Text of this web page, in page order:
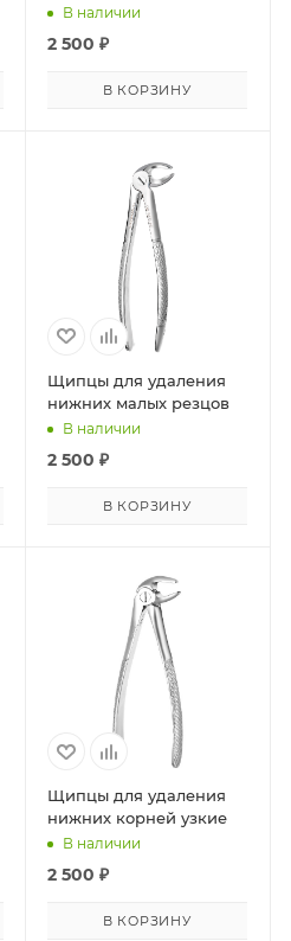
В наличии
2 500 ₽
В КОРЗИНУ
Щипцы для удаления
нижних малых резцов
В наличии
2 500 ₽
В КОРЗИНУ
Щипцы для удаления
нижних корней узкие
В наличии
2 500 ₽
В КОРЗИНУ